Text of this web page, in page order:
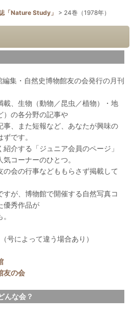
「Nature Study」 > 24巻（1978年）
集・自然史博物館友の会発行の月刊
載、生物（動物／昆虫／植物）・地
）の各分野の記事や
事、また短報など、あなたが興味の
です。
介する「ジュニア会員のページ」
コーナーのひとつ。
の会の行事などももらさず掲載して
が、博物館で開催する自然写真コ
優秀作品が
によって違う場合あり）
友の会
んな会？